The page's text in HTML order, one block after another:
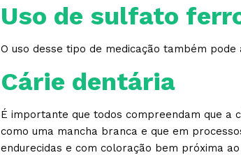
Uso de sulfato
O uso desse tipo de medicação também
Cárie dentária
É importante que todos compreendam que a
como uma mancha branca e que em
endurecidas e com coloração bem próxima